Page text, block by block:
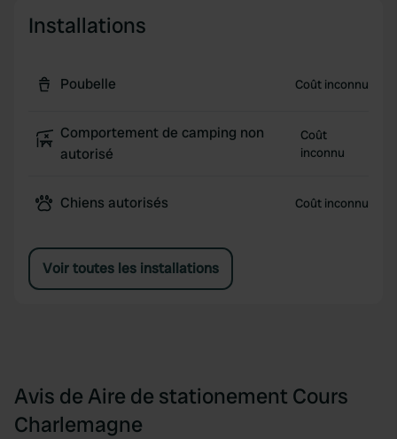
Installations
Poubelle Coût inconnu
Comportement de camping non
autorisé
Coût
inconnu
Chiens autorisés Coût inconnu
Voir toutes les installations
Avis de Aire de stationement Cours
Charlemagne